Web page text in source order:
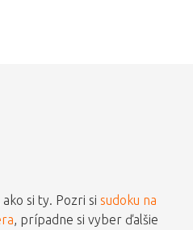
si ty. Pozri si sudoku na
, prípadne si vyber ďalšie